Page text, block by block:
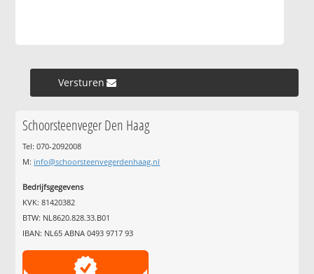
Versturen »
Schoorsteenveger Den Haag
Tel: 070-2092008
M: info@schoorsteenvegerdenhaag.nl
Bedrijfsgegevens
KVK: 81420382
BTW: NL8620.828.33.B01
IBAN: NL65 ABNA 0493 9717 93